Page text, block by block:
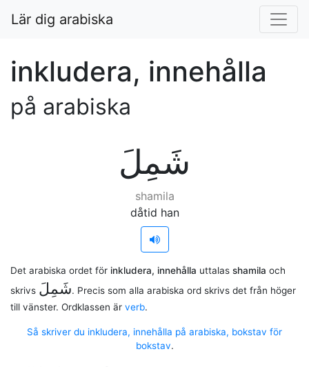
Lär dig arabiska
inkludera, innehålla
på arabiska
ﺷَﻤِﻞَ
shamila
dåtid han
Det arabiska ordet för inkludera, innehålla uttalas shamila och
skrivs ﺷَﻤِﻞَ. Precis som alla arabiska ord skrivs det från höger
till vänster. Ordklassen är verb.
Så skriver du inkludera, innehålla på arabiska, bokstav för
bokstav.